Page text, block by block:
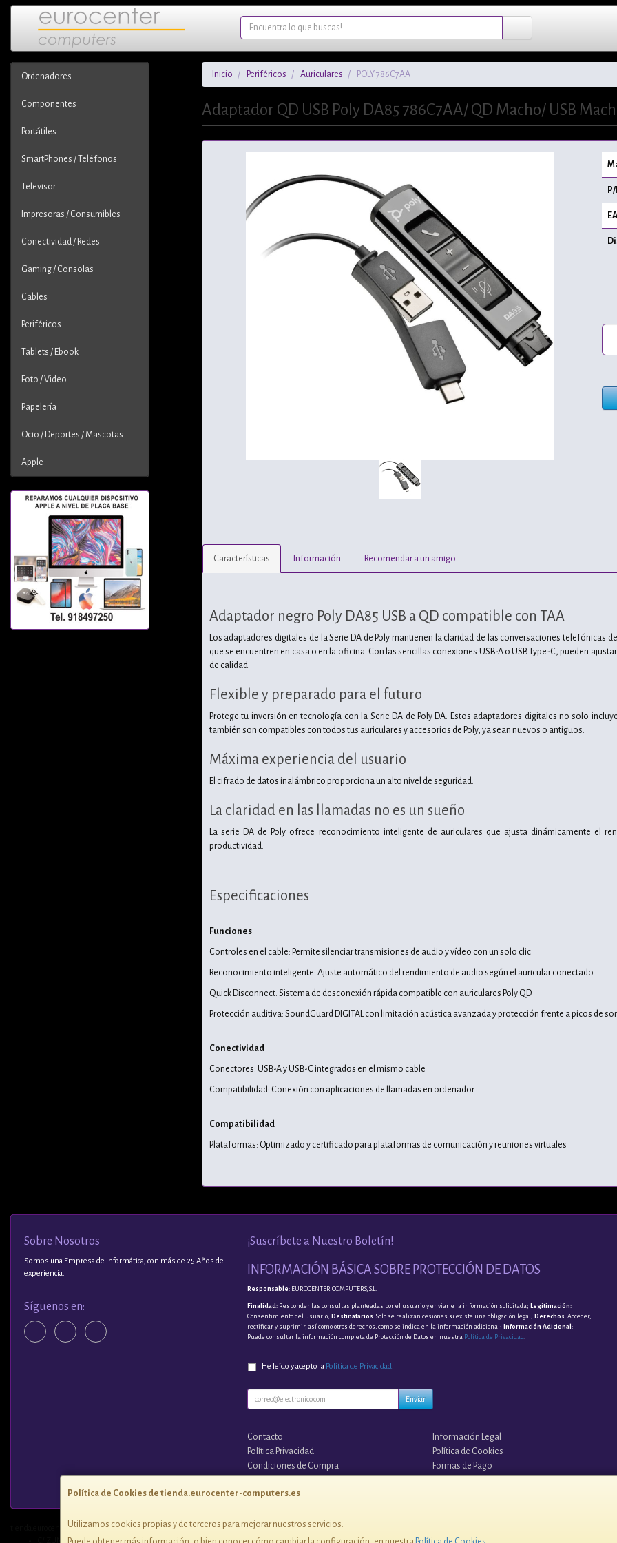
Ordenadores
Componentes
Portátiles
SmartPhones / Teléfonos
Televisor
Impresoras / Consumibles
Conectividad / Redes
Gaming / Consolas
Cables
Periféricos
Tablets / Ebook
Foto / Video
Papelería
Ocio / Deportes / Mascotas
Apple
Inicio Periféricos Auriculares POLY 786C7AA
Adaptador QD USB Poly DA85 786C7AA/ QD Macho/ USB
Características Información Recomendar a un amigo
Adaptador negro Poly DA85 USB a QD compatible con TAA
Los adaptadores digitales de la Serie DA de Poly mantienen la claridad de las conversaciones telefónicas
que se encuentren en casa o en la oficina. Con las sencillas conexiones USB-A o USB Type-C, pueden
de calidad.
Flexible y preparado para el futuro
Protege tu inversión en tecnología con la Serie DA de Poly DA. Estos adaptadores digitales no solo
también son compatibles con todos tus auriculares y accesorios de Poly, ya sean nuevos o antiguos.
Máxima experiencia del usuario
El cifrado de datos inalámbrico proporciona un alto nivel de seguridad.
La claridad en las llamadas no es un sueño
La serie DA de Poly ofrece reconocimiento inteligente de auriculares que ajusta dinámicamente el
productividad.
Especificaciones
Funciones
Controles en el cable: Permite silenciar transmisiones de audio y vídeo con un solo clic
Reconocimiento inteligente: Ajuste automático del rendimiento de audio según el auricular conectado
Quick Disconnect: Sistema de desconexión rápida compatible con auriculares Poly QD
Protección auditiva: SoundGuard DIGITAL con limitación acústica avanzada y protección frente a picos de
Conectividad
Conectores: USB-A y USB-C integrados en el mismo cable
Compatibilidad: Conexión con aplicaciones de llamadas en ordenador
Compatibilidad
Plataformas: Optimizado y certificado para plataformas de comunicación y reuniones virtuales
Política de Cookies de tienda.eurocenter-computers.es
Utilizamos cookies propias y de terceros para mejorar nuestros servicios.
Sobre Nosotros
Somos una Empresa de Informática, con más de 25 Años de
experiencia.
Síguenos en:
¡Suscríbete a Nuestro Boletín!
INFORMACIÓN BÁSICA SOBRE PROTECCIÓN DE DATOS
Responsable: EUROCENTER COMPUTERS, S.L.
Finalidad: Responder las consultas planteadas por el usuario y enviarle la información solicitada; Legitimación:
Consentimiento del usuario; Destinatarios: Solo se realizan cesiones si existe una obligación legal; Derechos: Acceder,
rectificar y suprimir, así como otros derechos, como se indica en la información adicional; Información Adicional :
Puede consultar la información completa de Protección de Datos en nuestra Política de Privacidad.
He leído y acepto la Política de Privacidad.
Enviar
Contacto
Información Legal
Política Privacidad
Política de Cookies
Condiciones de Compra
Formas de Pago
tienda.eurocenter-computers.es © 2026
C/ ZUNZUNEGUI, 1 28400, ESPAÑA. C.I.F. B-81076507 - Tlfno. 91 849 7250